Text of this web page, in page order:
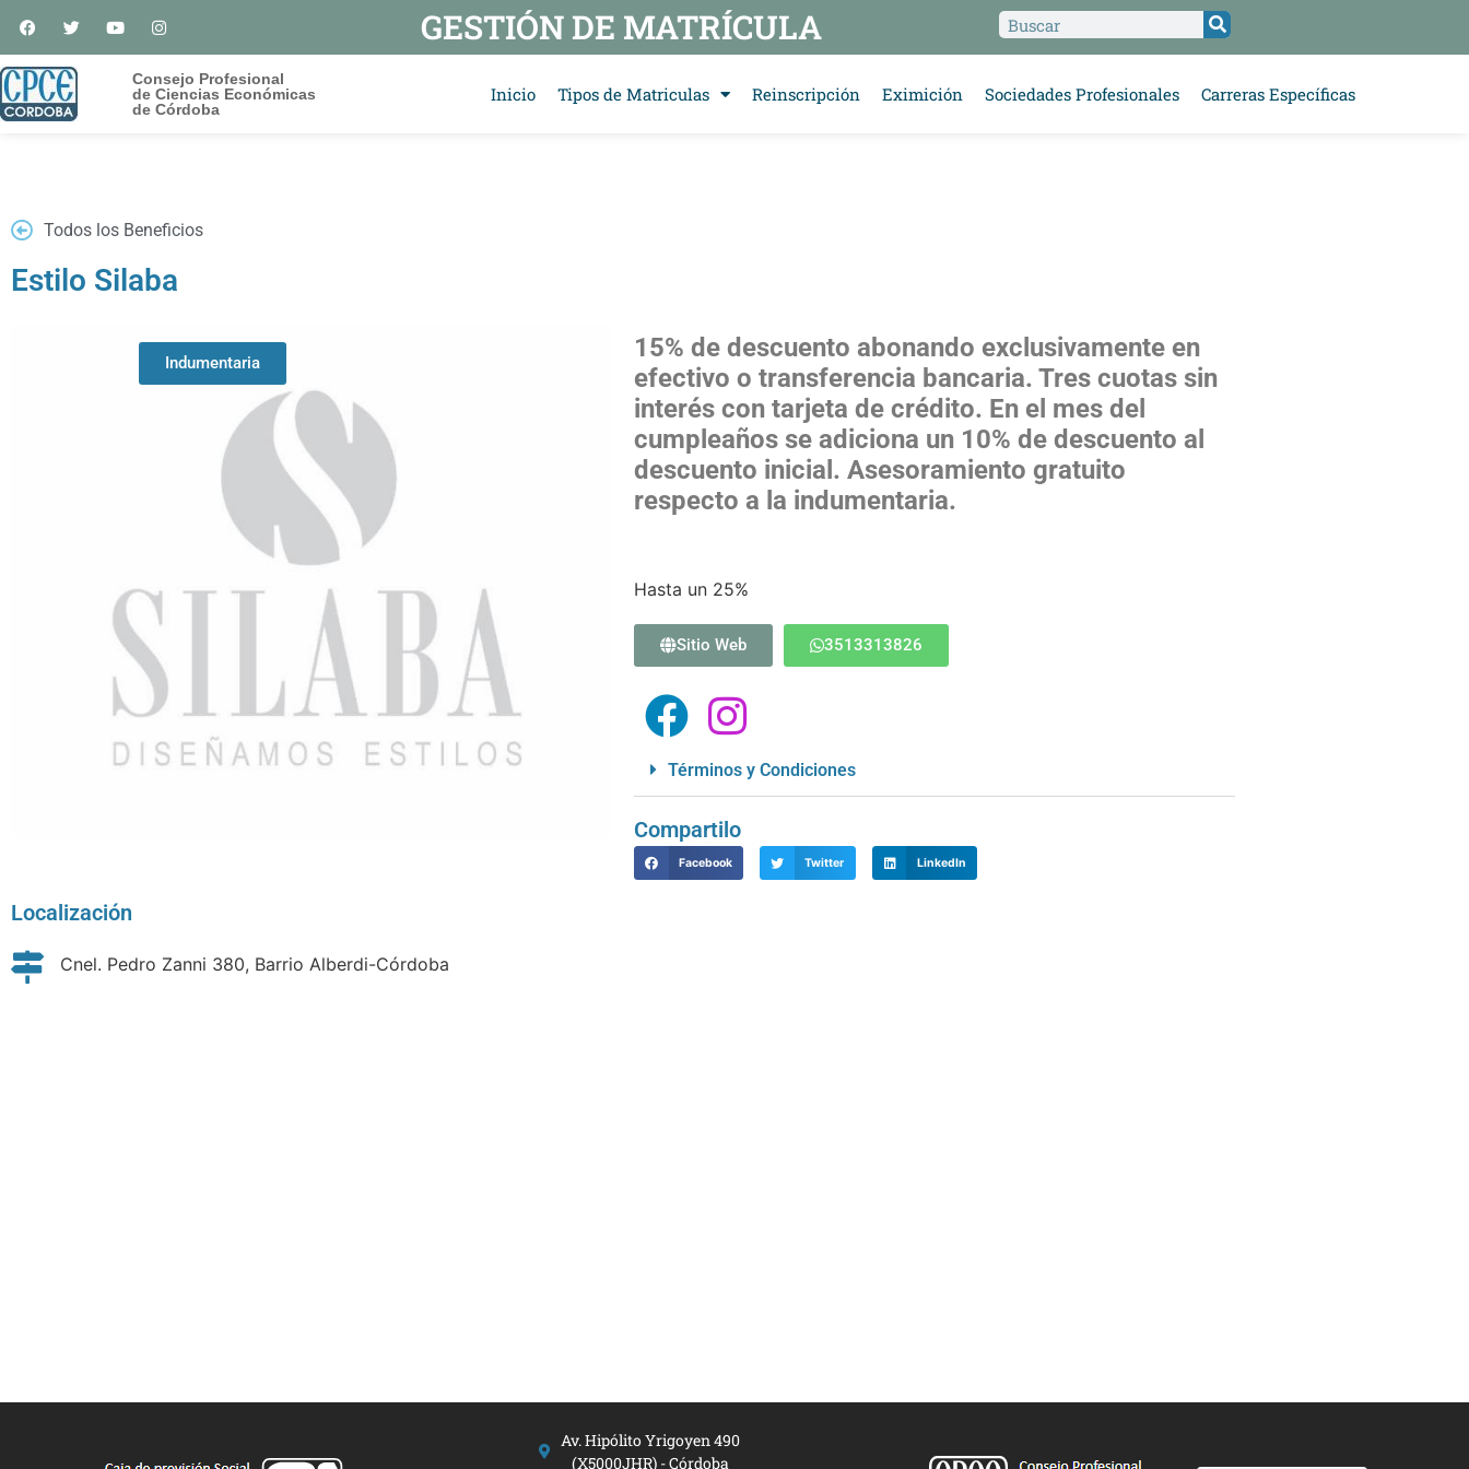
GESTIÓN DE MATRÍCULA
Consejo Profesional
de Ciencias Económicas
de Córdoba
Inicio Tipos de Matriculas Reinscripción Eximición Sociedades Profesionales Carreras Específicas
Todos los Beneficios
Estilo Silaba
Indumentaria
15% de descuento abonando exclusivamente en
efectivo o transferencia bancaria. Tres cuotas sin
interés con tarjeta de crédito. En el mes del
cumpleaños se adiciona un 10% de descuento al
descuento inicial. Asesoramiento gratuito
respecto a la indumentaria.
Hasta un 25%
Sitio Web 3513313826
Términos y Condiciones
Compartilo
Facebook Twitter LinkedIn
Localización
Cnel. Pedro Zanni 380, Barrio Alberdi-Córdoba
Av. Hipólito Yrigoyen 490
(X5000JHR) - Córdoba